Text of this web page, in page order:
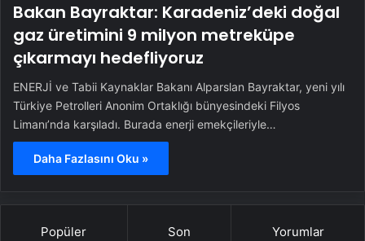
Bakan Bayraktar: Karadeniz’deki doğal
gaz üretimini 9 milyon metreküpe
çıkarmayı hedefliyoruz
ENERJİ ve Tabii Kaynaklar Bakanı Alparslan Bayraktar, yeni yılı
Türkiye Petrolleri Anonim Ortaklığı bünyesindeki Filyos
Limanı’nda karşıladı. Burada enerji emekçileriyle…
Daha Fazlasını Oku »
Popüler Son Yorumlar